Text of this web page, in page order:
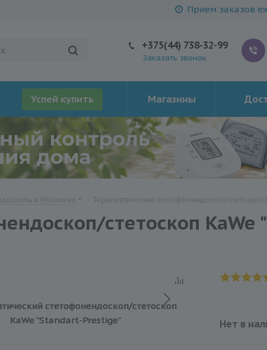
Прием заказов
+375(44) 738-32-99
Заказать звонок
Успей купить Магазины
стетоскоп
Нет в